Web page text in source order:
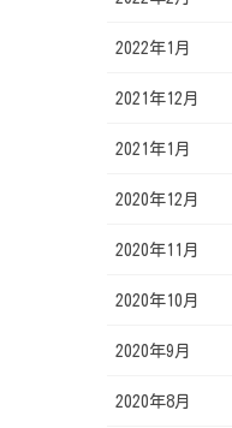
2022年1月
2021年12月
2021年1月
2020年12月
2020年11月
2020年10月
2020年9月
2020年8月